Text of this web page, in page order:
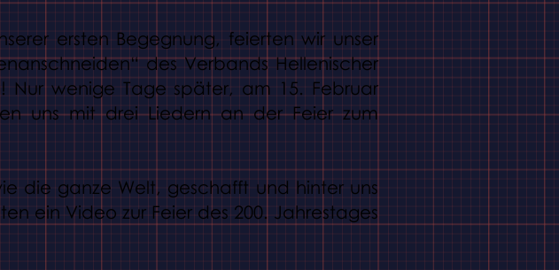
ersten Begegnung, feierten wir unser
desVerbands Hellenischer
Nur wenige Tage später, am 15. Februar
uns mit drei Liedern an der Feier zum
die ganze Welt, geschafft und hinter uns
ein Video zur Feier des 200. Jahrestages